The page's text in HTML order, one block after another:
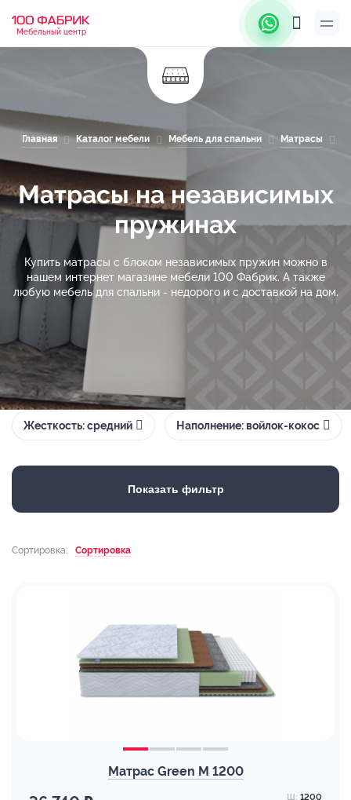
Мебельный центр
Главная Каталог мебели Мебель для спальни Матрасы
Матрасы на независимых
пружинах
Купить матрасы с блоком независимых пружин можно в
нашем интернет магазине мебели 100 Фабрик. А также
любую мебель для спальни - недорого и с доставкой на дом.
Жесткость: средний Наполнение: войлок-кокос
Показать фильтр
Сортировка: Сортировка
Матрас Green M 1200
Ш: 1200